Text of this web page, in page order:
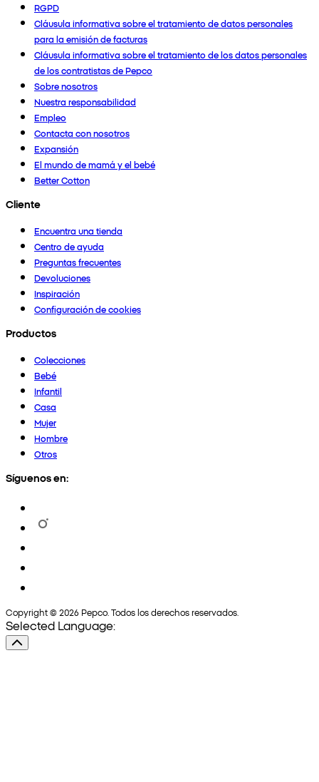
RGPD
Cláusula informativa sobre el tratamiento de datos personales
para la emisión de facturas
Cláusula informativa sobre el tratamiento de los datos personales
de los contratistas de Pepco
Sobre nosotros
Nuestra responsabilidad
Empleo
Contacta con nosotros
Expansión
El mundo de mamá y el bebé
Better Cotton
Cliente
Encuentra una tienda
Centro de ayuda
Preguntas frecuentes
Devoluciones
Inspiración
Configuración de cookies
Productos
Colecciones
Bebé
Infantil
Casa
Mujer
Hombre
Otros
Síguenos en:
Copyright © 2026 Pepco. Todos los derechos reservados.
Selected Language: